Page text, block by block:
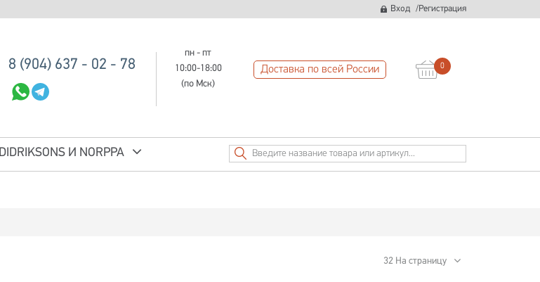
Вход /Регистрация
8 (904) 637 - 02 - 78
пн - пт
10:00-18:00
(по Мск)
Доставка по всей России 0
DIDRIKSONS И NORPPA
32 На страницу